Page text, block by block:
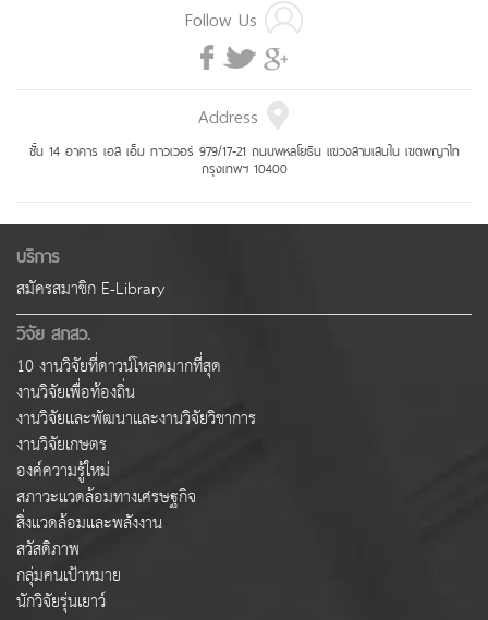
Follow Us
Address
ชั้น 14 อาคาร เอส เอ็ม ทาวเวอร์ 979/17-21 ถนนพหลโยธิน แขวงสามเสนใน เขตพญาไท
กรุงเทพฯ 10400
บริการ
สมัครสมาชิก E-Library
วิจัย สกสว.
10 งานวิจัยที่ดาวน์โหลดมากที่สุด
งานวิจัยเพื่อท้องถิ่น
งานวิจัยและพัฒนาและงานวิจัยวิชาการ
งานวิจัยเกษตร
องค์ความรู้ใหม่
สภาวะแวดล้อมทางเศรษฐกิจ
สิ่งแวดล้อมและพลังงาน
สวัสดิภาพ
กลุ่มคนเป้าหมาย
นักวิจัยรุ่นเยาว์